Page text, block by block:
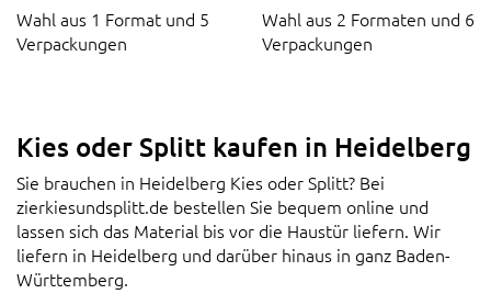
Wahl aus 1 Format und 5
Verpackungen
Wahl aus 2 Formaten und 6
Verpackungen
Kies oder Splitt kaufen in Heidelberg
Sie brauchen in Heidelberg Kies oder Splitt? Bei
zierkiesundsplitt.de bestellen Sie bequem online und
lassen sich das Material bis vor die Haustür liefern. Wir
liefern in Heidelberg und darüber hinaus in ganz Baden-
Württemberg.